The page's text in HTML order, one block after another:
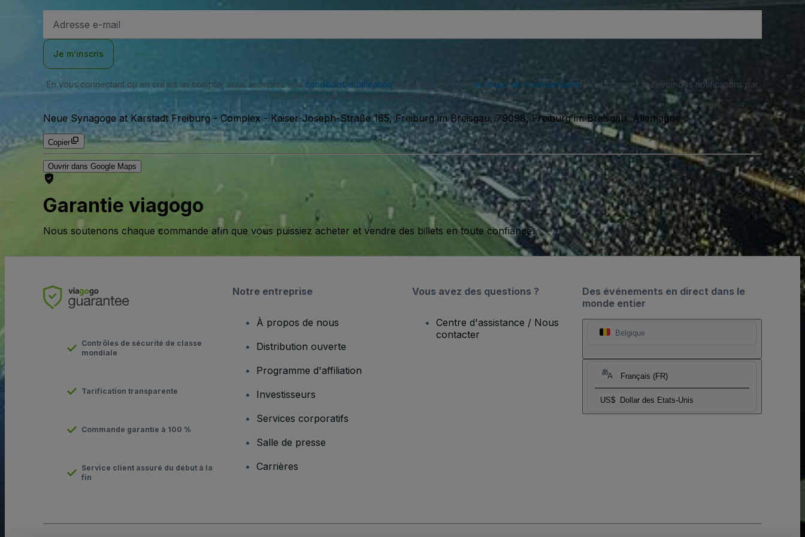
e-
Je m’inscris
En vous connectant ou en créant un compte, vous acceptez nos conditions d'utilisation et approuvez notre politique de confidentialité . Vous pourriez recevoir des notifications par
SMS de notre part et vous pouvez vous désinscrire à tout moment.
Neue Synagoge at Karstadt Freiburg - Complex - Kaiser-Joseph-Straße 165, Freiburg im Breisgau, 79098, Freiburg im Breisgau, Allemagne
Copier
Ouvrir dans Google Maps
Garantie viagogo
Nous soutenons chaque commande afin que vous puissiez acheter et vendre des billets en toute confiance.
Des événements en direct dans le
monde entier
Belgique
Français (FR)
US$ Dollar des Etats-Unis
Contrôles de sécurité de classe
mondiale
Tarification transparente
Commande garantie à 100 %
Service client assuré du début à la
fin
Notre entreprise
À propos de nous
Distribution ouverte
Programme d'affiliation
Investisseurs
Services corporatifs
Salle de presse
Carrières
Vous avez des questions ?
Centre d'assistance / Nous
contacter